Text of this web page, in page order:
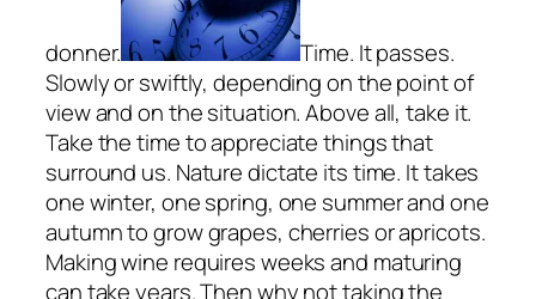
donner.
Time. It passes.
Slowly or swiftly, depending on the point of
view and on the situation. Above all, take it.
Take the time to appreciate things that
surround us. Nature dictate its time. It takes
one winter, one spring, one summer and one
autumn to grow grapes, cherries or apricots.
Making wine requires weeks and maturing
can take years. Then why not taking the